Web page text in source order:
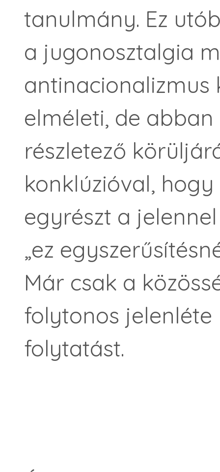
tanulmány. Ez
a jugonosztalgia
antinacionalizmus
elméleti, de
részletező
konklúzióval,
egyrészt a
„ez
Már csak a
folytonos
folytatást.